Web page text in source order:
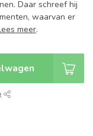
Daar schreef hij
waarvan er
meer.